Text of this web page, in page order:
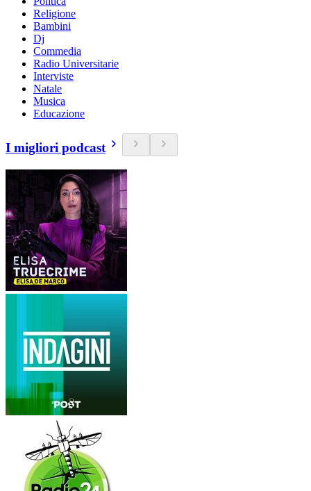
Religione
Bambini
Dj
Commedia
Radio Universitarie
Interviste
Natale
Musica
Educazione
I migliori podcast